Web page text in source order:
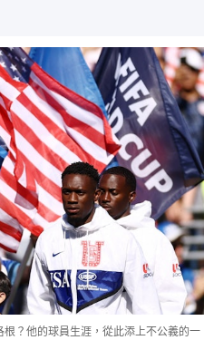
？他的球員生涯，從此添上不公義的一